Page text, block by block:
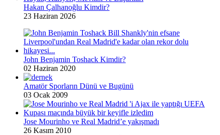
Hakan Çalhanoğlu Kimdir?
23 Haziran 2026
John Benjamin Toshack Kimdir?
02 Haziran 2020
Amatör Sporların Dünü ve Bugünü
03 Ocak 2009
Jose Mourinho ve Real Madrid’e yakışmadı
26 Kasım 2010